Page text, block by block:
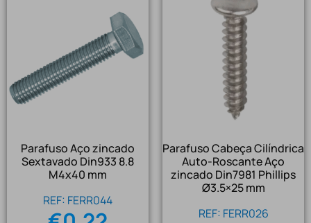
Parafuso Aço zincado
Sextavado Din933 8.8
M4x40 mm
REF: FERR044
Parafuso Cabeça Cilíndrica
Auto-Roscante Aço
zincado Din7981 Phillips
Ø3.5×25 mm
REF: FERR026